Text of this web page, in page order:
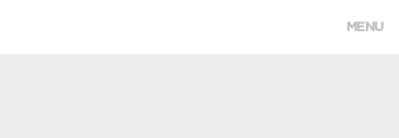
MENU